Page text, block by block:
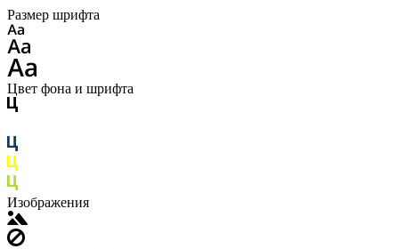
Размер шрифта
Цвет фона и шрифта
Изображения